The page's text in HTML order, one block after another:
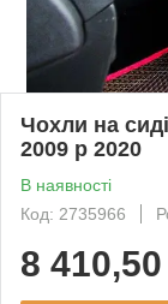
Чохли на
2009 р 2020
В наявності
Код: 2735966
8 410,50